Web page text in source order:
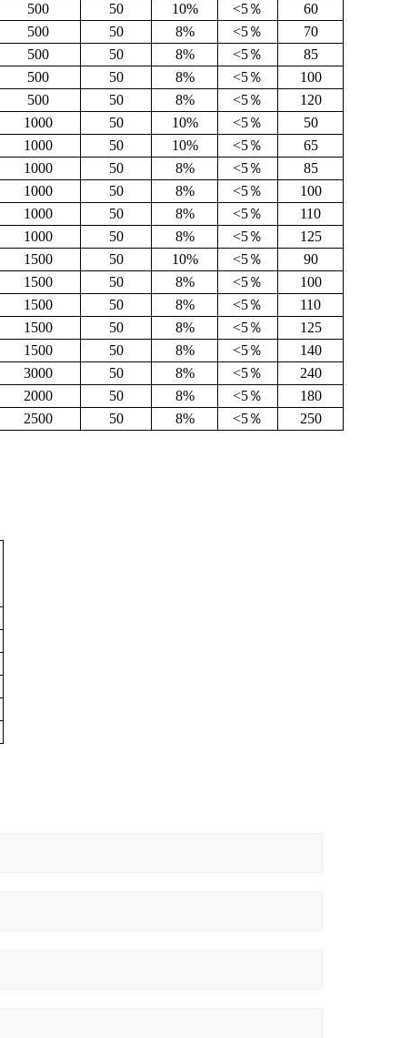
500 50 10% <5％
60
500 50 8% <5％
70
500 50 8% <5％
85
500 50 8% <5％
100
500 50 8% <5％
120
1000 50 10% <5％
50
1000 50 10% <5％
65
1000 50 8% <5％
85
1000 50 8% <5％
100
1000 50 8% <5％
110
1000 50 8% <5％
125
1500 50 10% <5％
90
1500 50 8% <5％
100
1500 50 8% <5％
110
1500 50 8% <5％
125
1500 50 8% <5％
140
3000 50 8% <5％
240
2000 50 8% <5％
180
2500 50 8% <5％ 250